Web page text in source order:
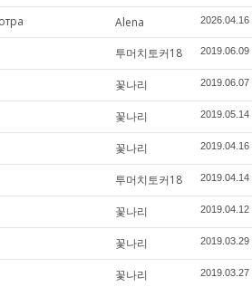
Alena 2026.04.16
투머치토커18 2019.06.09
꽃나리 2019.06.07
꽃나리 2019.05.14
꽃나리 2019.04.16
투머치토커18 2019.04.14
꽃나리 2019.04.12
꽃나리 2019.03.29
꽃나리 2019.03.27